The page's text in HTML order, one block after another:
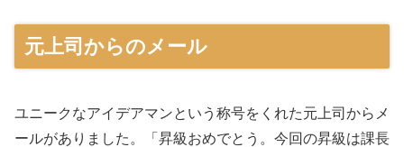
元上司からのメール
ユニークなアイデアマンという称号をくれた元上司からメ
ールがありました。「昇級おめでとう。今回の昇級は課長